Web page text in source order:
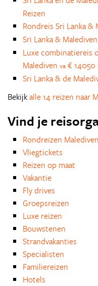
Reizen
Rondreis Sri Lanka &
Sri Lanka & Malediven
Luxe combinatiereis
Malediven va € 14050
Sri Lanka & de
Bekijkalle 14 reizen naar
Vind je
Rondreizen Malediven
Vliegtickets
Reizen op maat
Vakantie
Fly drives
Groepsreizen
Luxe reizen
Bouwstenen
Strandvakanties
Specialisten
Familiereizen
Hotels